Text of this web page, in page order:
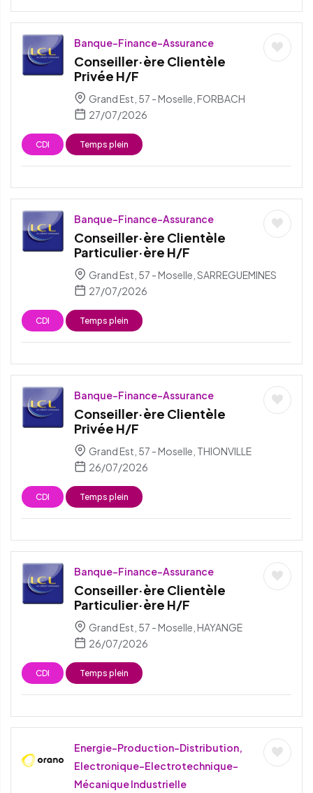
Banque-Finance-Assurance
Conseiller·ère Clientèle
Privée H/F
Grand Est, 57 - Moselle, FORBACH
27/07/2026
CDI Temps plein
Banque-Finance-Assurance
Conseiller·ère Clientèle
Particulier·ère H/F
Grand Est, 57 - Moselle, SARREGUEMINES
27/07/2026
CDI Temps plein
Banque-Finance-Assurance
Conseiller·ère Clientèle
Privée H/F
Grand Est, 57 - Moselle, THIONVILLE
26/07/2026
CDI Temps plein
Banque-Finance-Assurance
Conseiller·ère Clientèle
Particulier·ère H/F
Grand Est, 57 - Moselle, HAYANGE
26/07/2026
CDI Temps plein
Energie-Production-Distribution,
Electronique-Electrotechnique-
Mécanique Industrielle